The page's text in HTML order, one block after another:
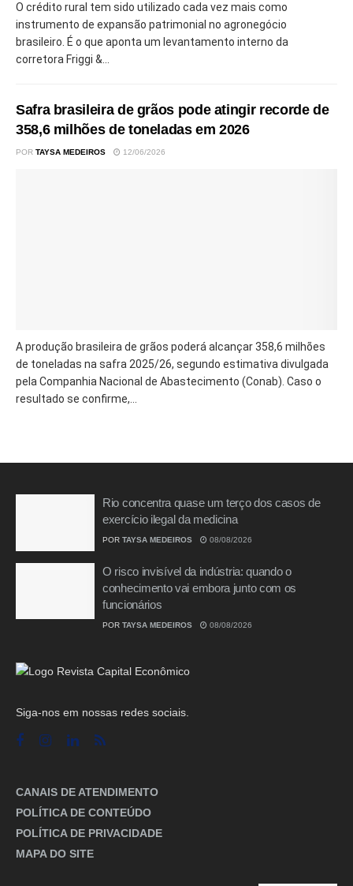
O crédito rural tem sido utilizado cada vez mais como
instrumento de expansão patrimonial no agronegócio
brasileiro. É o que aponta um levantamento interno da
corretora Friggi &...
Safra brasileira de grãos pode atingir recorde de
358,6 milhões de toneladas em 2026
POR TAYSA MEDEIROS 12/06/2026
A produção brasileira de grãos poderá alcançar 358,6 milhões
de toneladas na safra 2025/26, segundo estimativa divulgada
pela Companhia Nacional de Abastecimento (Conab). Caso o
resultado se confirme,...
Rio concentra quase um terço dos casos de
exercício ilegal da medicina
POR TAYSA MEDEIROS 08/08/2026
O risco invisível da indústria: quando o
conhecimento vai embora junto com os
funcionários
POR TAYSA MEDEIROS 08/08/2026
Siga-nos em nossas redes sociais.
CANAIS DE ATENDIMENTO
POLÍTICA DE CONTEÚDO
POLÍTICA DE PRIVACIDADE
MAPA DO SITE